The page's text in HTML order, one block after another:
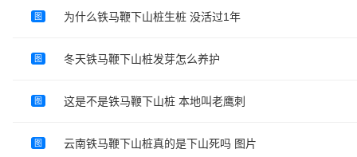
图 为什么铁马鞭下山桩生桩 没活过1年
图 冬天铁马鞭下山桩发芽怎么养护
图 这是不是铁马鞭下山桩 本地叫老鹰刺
图 云南铁马鞭下山桩真的是下山死吗 图片